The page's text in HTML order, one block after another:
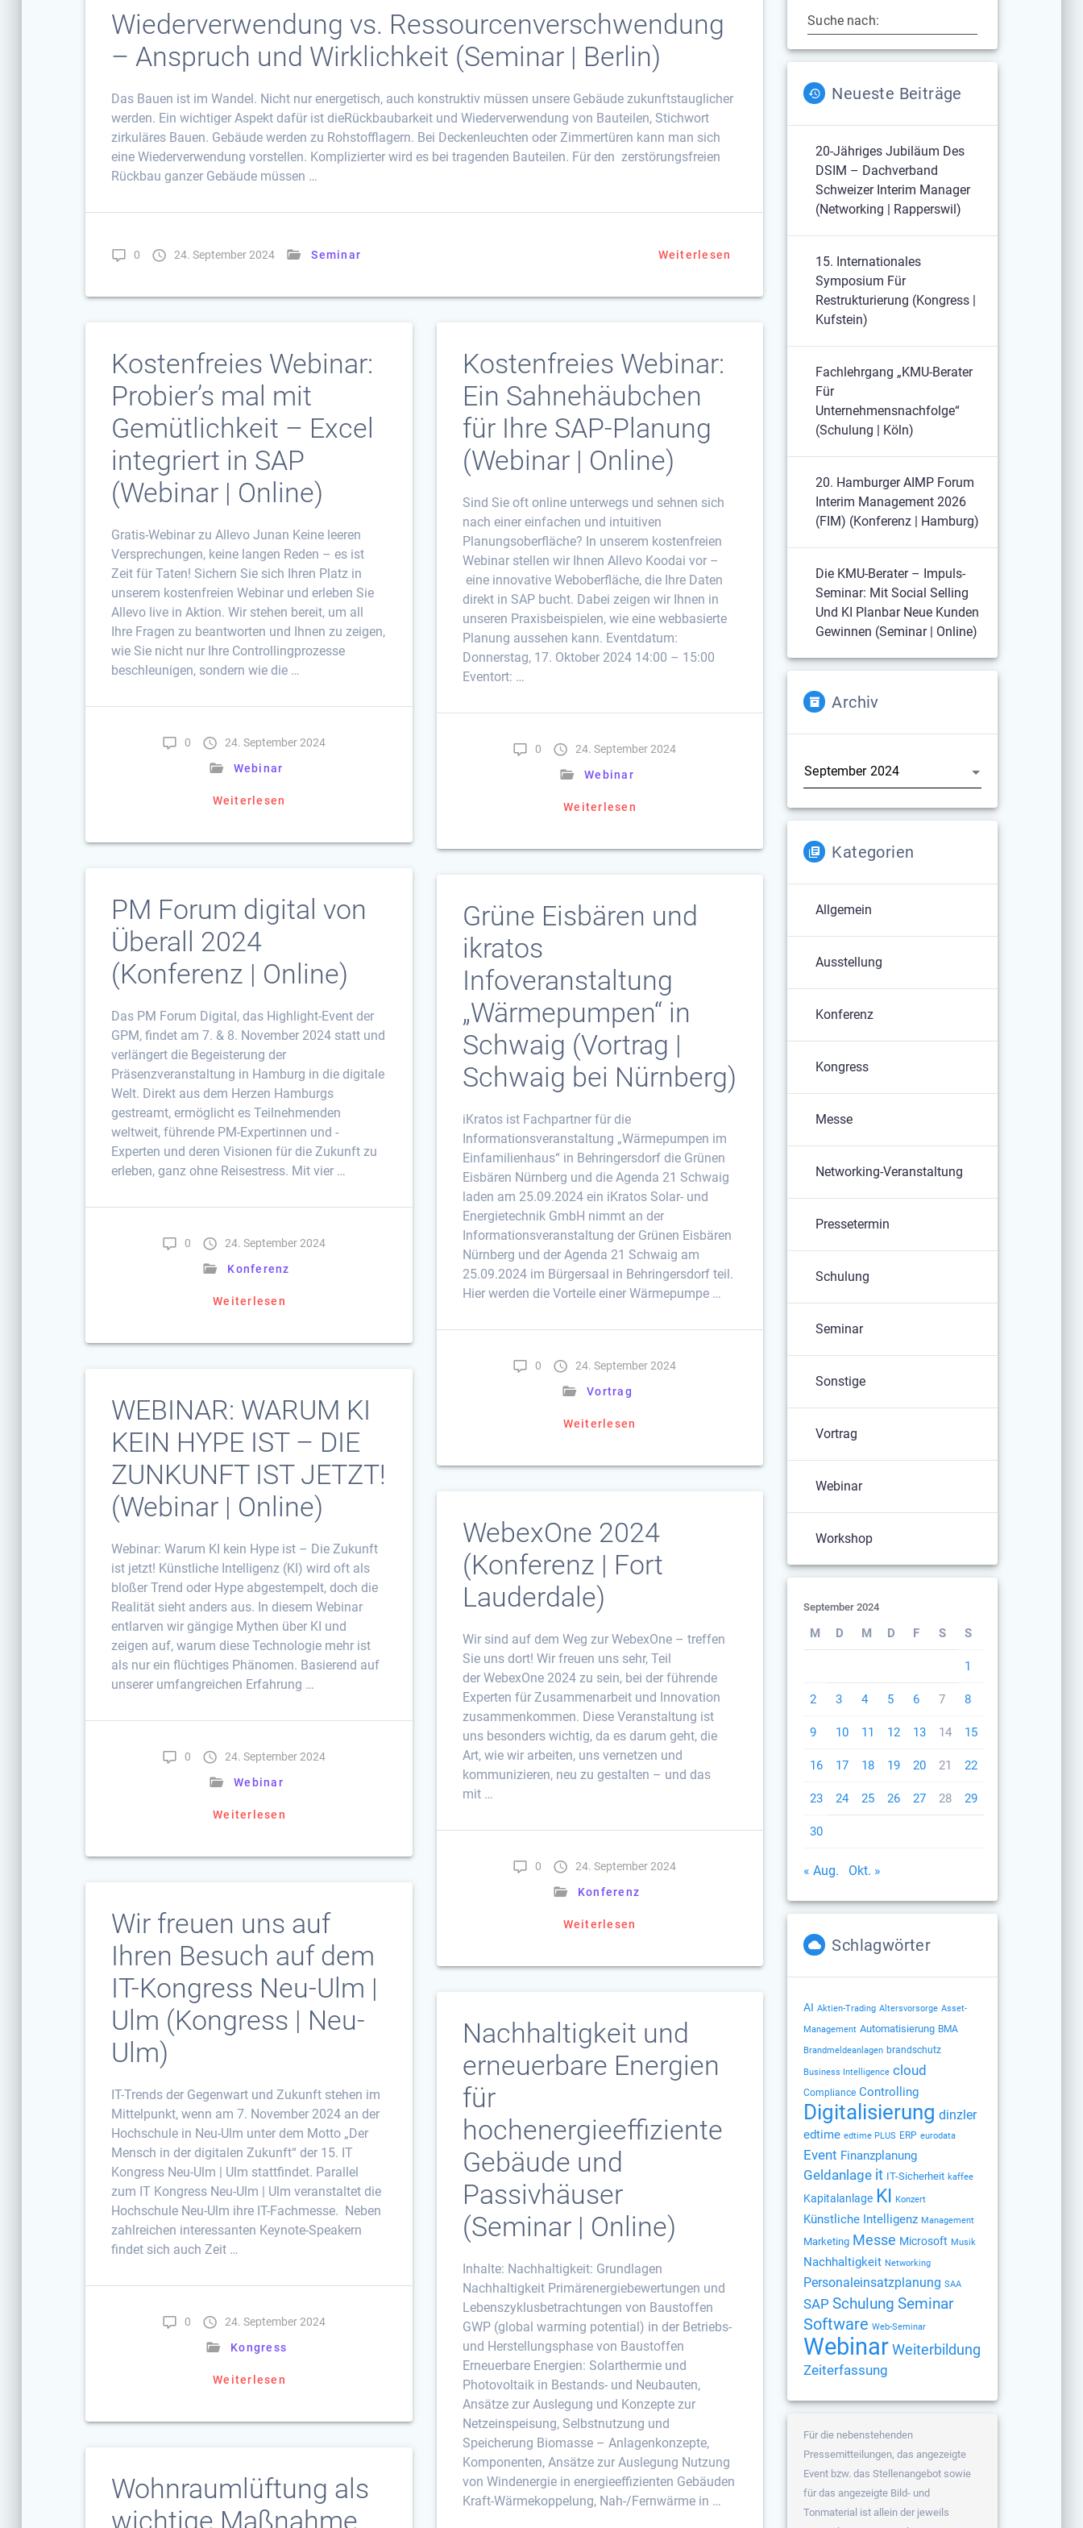
Wiederverwendung vs. Ressourcenverschwendung
– Anspruch und Wirklichkeit (Seminar | Berlin)
Das Bauen ist im Wandel. Nicht nur energetisch, auch konstruktiv müssen unsere Gebäude zukunftstauglicher
werden. Ein wichtiger Aspekt dafür ist dieRückbaubarkeit und Wiederverwendung von Bauteilen, Stichwort
zirkuläres Bauen. Gebäude werden zu Rohstofflagern. Bei Deckenleuchten oder Zimmertüren kann man sich
eine Wiederverwendung vorstellen. Komplizierter wird es bei tragenden Bauteilen. Für den zerstörungsfreien
Rückbau ganzer Gebäude müssen …
0 24. September 2024 Seminar Weiterlesen
Kostenfreies Webinar:
Probier’s mal mit
Gemütlichkeit – Excel
integriert in SAP
(Webinar | Online)
Gratis-Webinar zu Allevo Junan Keine leeren
Versprechungen, keine langen Reden – es ist
Zeit für Taten! Sichern Sie sich Ihren Platz in
unserem kostenfreien Webinar und erleben Sie
Allevo live in Aktion. Wir stehen bereit, um all
Ihre Fragen zu beantworten und Ihnen zu zeigen,
wie Sie nicht nur Ihre Controllingprozesse
beschleunigen, sondern wie die …
0
24. September 2024
Webinar
Weiterlesen
Kostenfreies Webinar:
Ein Sahnehäubchen
für Ihre SAP-Planung
(Webinar | Online)
Sind Sie oft online unterwegs und sehnen sich
nach einer einfachen und intuitiven
Planungsoberfläche? In unserem kostenfreien
Webinar stellen wir Ihnen Allevo Koodai vor –
eine innovative Weboberfläche, die Ihre Daten
direkt in SAP bucht. Dabei zeigen wir Ihnen in
unseren Praxisbeispielen, wie eine webbasierte
Planung aussehen kann. Eventdatum:
Donnerstag, 17. Oktober 2024 14:00 – 15:00
Eventort: …
0
24. September 2024
Webinar
Weiterlesen
PM Forum digital von
Überall 2024
(Konferenz | Online)
Das PM Forum Digital, das Highlight-Event der
GPM, findet am 7. & 8. November 2024 statt und
verlängert die Begeisterung der
Präsenzveranstaltung in Hamburg in die digitale
Welt. Direkt aus dem Herzen Hamburgs
gestreamt, ermöglicht es Teilnehmenden
weltweit, führende PM-Expertinnen und -
Experten und deren Visionen für die Zukunft zu
erleben, ganz ohne Reisestress. Mit vier …
0
24. September 2024
Konferenz
Weiterlesen
Grüne Eisbären und
ikratos
Infoveranstaltung
„Wärmepumpen“ in
Schwaig (Vortrag |
Schwaig bei Nürnberg)
iKratos ist Fachpartner für die
Informationsveranstaltung „Wärmepumpen im
Einfamilienhaus“ in Behringersdorf die Grünen
Eisbären Nürnberg und die Agenda 21 Schwaig
laden am 25.09.2024 ein iKratos Solar- und
Energietechnik GmbH nimmt an der
Informationsveranstaltung der Grünen Eisbären
Nürnberg und der Agenda 21 Schwaig am
25.09.2024 im Bürgersaal in Behringersdorf teil.
Hier werden die Vorteile einer Wärmepumpe …
0
24. September 2024
Vortrag
Weiterlesen
WEBINAR: WARUM KI
KEIN HYPE IST – DIE
ZUNKUNFT IST JETZT!
(Webinar | Online)
Webinar: Warum KI kein Hype ist – Die Zukunft
ist jetzt! Künstliche Intelligenz (KI) wird oft als
bloßer Trend oder Hype abgestempelt, doch die
Realität sieht anders aus. In diesem Webinar
entlarven wir gängige Mythen über KI und
zeigen auf, warum diese Technologie mehr ist
als nur ein flüchtiges Phänomen. Basierend auf
unserer umfangreichen Erfahrung …
0
24. September 2024
Webinar
Weiterlesen
WebexOne 2024
(Konferenz | Fort
Lauderdale)
Wir sind auf dem Weg zur WebexOne – treffen
Sie uns dort! Wir freuen uns sehr, Teil
der WebexOne 2024 zu sein, bei der führende
Experten für Zusammenarbeit und Innovation
zusammenkommen. Diese Veranstaltung ist
uns besonders wichtig, da es darum geht, die
Art, wie wir arbeiten, uns vernetzen und
kommunizieren, neu zu gestalten – und das
mit …
0
24. September 2024
Konferenz
Weiterlesen
Wir freuen uns auf
Ihren Besuch auf dem
IT-Kongress Neu-Ulm |
Ulm (Kongress | Neu-
Ulm)
IT-Trends der Gegenwart und Zukunft stehen im
Mittelpunkt, wenn am 7. November 2024 an der
Hochschule in Neu-Ulm unter dem Motto „Der
Mensch in der digitalen Zukunft“ der 15. IT
Kongress Neu-Ulm | Ulm stattfindet. Parallel
zum IT Kongress Neu-Ulm | Ulm veranstaltet die
Hochschule Neu-Ulm ihre IT-Fachmesse. Neben
zahlreichen interessanten Keynote-Speakern
findet sich auch Zeit …
0
24. September 2024
Kongress
Weiterlesen
Nachhaltigkeit und
erneuerbare Energien
für
hochenergieeffiziente
Gebäude und
Passivhäuser
(Seminar | Online)
Inhalte: Nachhaltigkeit: Grundlagen
Nachhaltigkeit Primärenergiebewertungen und
Lebenszyklusbetrachtungen von Baustoffen
GWP (global warming potential) in der Betriebs-
und Herstellungsphase von Baustoffen
Erneuerbare Energien: Solarthermie und
Photovoltaik in Bestands- und Neubauten,
Ansätze zur Auslegung und Konzepte zur
Netzeinspeisung, Selbstnutzung und
Speicherung Biomasse – Anlagenkonzepte,
Komponenten, Ansätze zur Auslegung Nutzung
von Windenergie in energieeffizienten Gebäuden
Kraft-Wärmekoppelung, Nah-/Fernwärme in …
Wohnraumlüftung als
wichtige Maßnahme
Suche nach:
Neueste Beiträge
20-Jähriges Jubiläum Des
DSIM – Dachverband
Schweizer Interim Manager
(Networking | Rapperswil)
15. Internationales
Symposium Für
Restrukturierung (Kongress |
Kufstein)
Fachlehrgang „KMU-Berater
Für
Unternehmensnachfolge“
(Schulung | Köln)
20. Hamburger AIMP Forum
Interim Management 2026
(FIM) (Konferenz | Hamburg)
Die KMU-Berater – Impuls-
Seminar: Mit Social Selling
Und KI Planbar Neue Kunden
Gewinnen (Seminar | Online)
Archiv
Kategorien
Allgemein
Ausstellung
Konferenz
Kongress
Messe
Networking-Veranstaltung
Pressetermin
Schulung
Seminar
Sonstige
Vortrag
Webinar
Workshop
September 2024
M D M D F S S
1
2 3 4 5 6 7 8
9 10 11 12 13 14 15
16 17 18 19 20 21 22
23 24 25 26 27 28 29
30
« Aug. Okt. »
Schlagwörter
AI Aktien-Trading Altersvorsorge Asset-
Management Automatisierung BMA
Brandmeldeanlagen brandschutz
Business Intelligence cloud
Compliance Controlling
Digitalisierung dinzler
edtime edtime PLUS ERP eurodata
Event Finanzplanung
Geldanlage it IT-Sicherheit kaffee
Kapitalanlage KI Konzert
Künstliche Intelligenz Management
Marketing Messe Microsoft Musik
Nachhaltigkeit Networking
Personaleinsatzplanung SAA
SAP Schulung Seminar
Software Web-Seminar
Webinar Weiterbildung
Zeiterfassung
Für die nebenstehenden
Pressemitteilungen, das angezeigte
Event bzw. das Stellenangebot sowie
für das angezeigte Bild- und
Tonmaterial ist allein der jeweils